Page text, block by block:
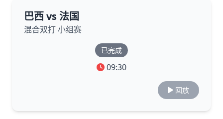
巴西 vs 法国
混合双打 小组赛
已完成
09:30
回放